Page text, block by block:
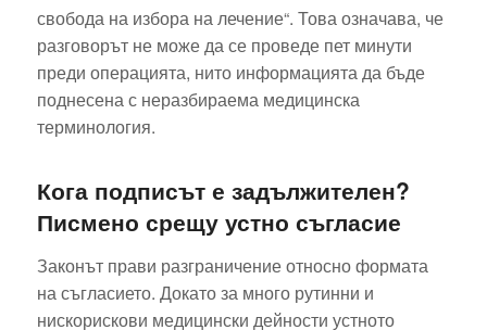
свобода на избора на лечение“. Това означава, че
разговорът не може да се проведе пет минути
преди операцията, нито информацията да бъде
поднесена с неразбираема медицинска
терминология.
Кога подписът е задължителен?
Писмено срещу устно съгласие
Законът прави разграничение относно формата
на съгласието. Докато за много рутинни и
нискорискови медицински дейности устното